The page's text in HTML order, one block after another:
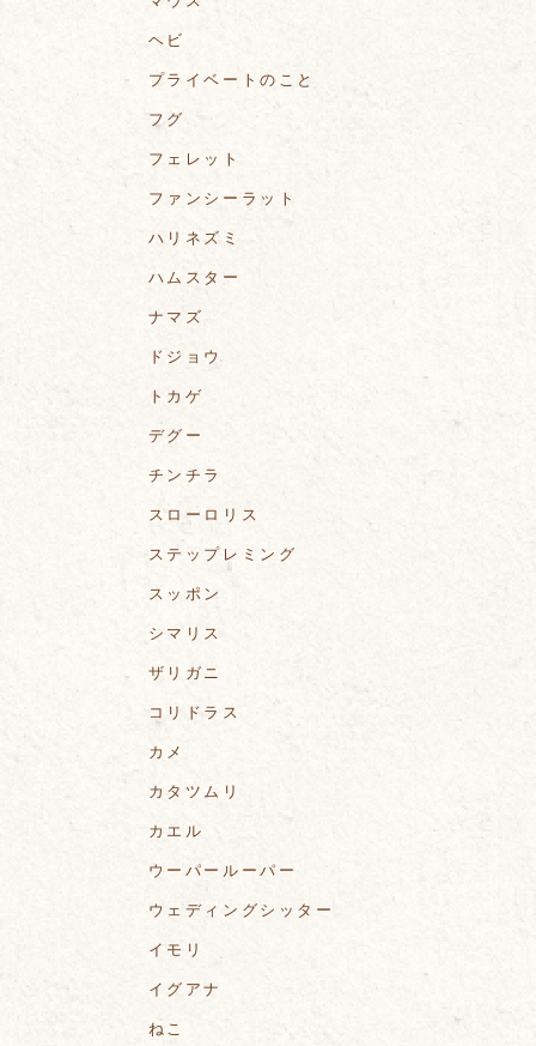
ヘビ
プライベートのこと
フグ
フェレット
ファンシーラット
ハリネズミ
ハムスター
ナマズ
ドジョウ
トカゲ
デグー
チンチラ
スローロリス
ステップレミング
スッポン
シマリス
ザリガニ
コリドラス
カメ
カタツムリ
カエル
ウーパールーパー
ウェディングシッター
イモリ
イグアナ
ねこ